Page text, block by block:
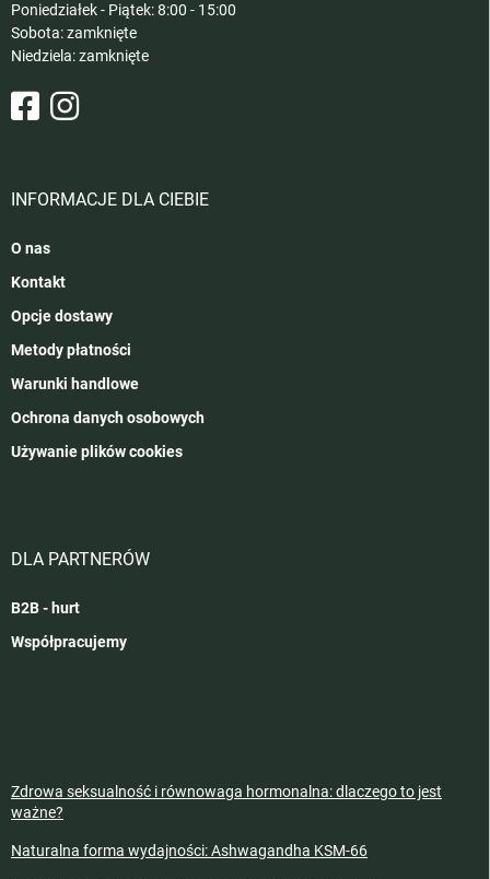
Poniedziałek - Piątek: 8:00 - 15:00
Sobota: zamknięte
Niedziela: zamknięte
INFORMACJE DLA CIEBIE
O nas
Kontakt
Opcje dostawy
Metody płatności
Warunki handlowe
Ochrona danych osobowych
Używanie plików cookies
DLA PARTNERÓW
B2B - hurt
Współpracujemy
Zdrowa seksualność i równowaga hormonalna: dlaczego to jest
ważne?
Naturalna forma wydajności: Ashwagandha KSM-66